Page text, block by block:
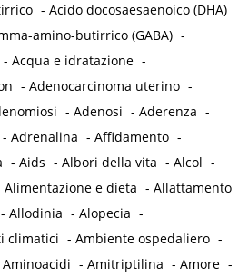
-Acido docosaesaenoico (DHA)
amino-butirrico (GABA) -
-Acqua e idratazione -
-Adenocarcinoma uterino -
-Adenosi -Aderenza -
-Adrenalina -Affidamento -
-Aids -Albori della vita -Alcol -
Alimentazione e dieta -Allattamento
-Allodinia -Alopecia -
climatici -Ambiente ospedaliero -
Aminoacidi -Amitriptilina -Amore -